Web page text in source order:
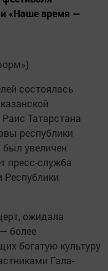
«Наше время —
состоялась
Татарстана
республики
увеличен
пресс-служба
ожидала
более
богатую культуру
Гала-